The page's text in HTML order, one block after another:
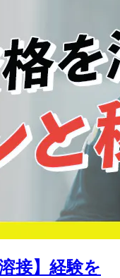
接】経験を